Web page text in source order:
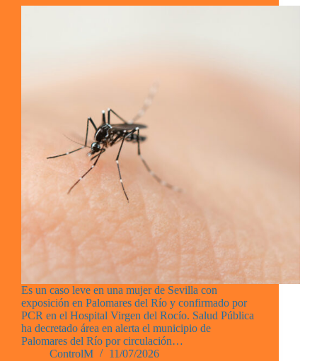
Es un caso leve en una mujer de Sevilla con
exposición en Palomares del Río y confirmado por
PCR en el Hospital Virgen del Rocío. Salud Pública
ha decretado área en alerta el municipio de
Palomares del Río por circulación…
ControlM
11/07/2026